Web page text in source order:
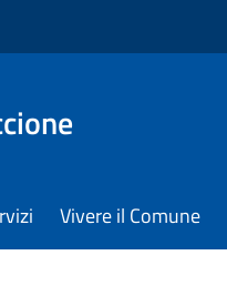
Vivere il Comune